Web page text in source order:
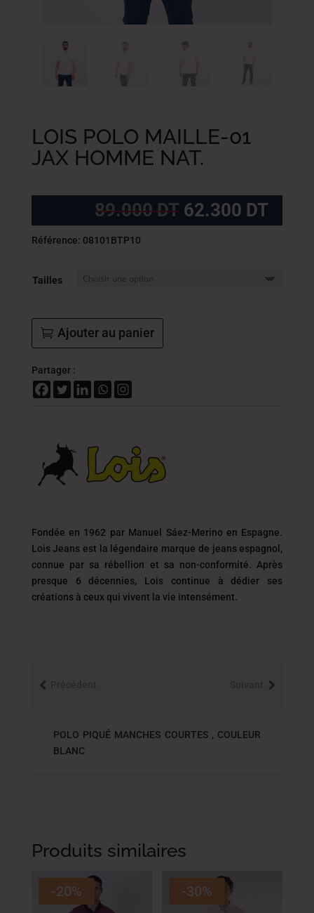
LOIS POLO MAILLE-01
JAX HOMME NAT.
89.000DT Le
prix
62.300 DTLe
prix
Référence: 08101BTP10
Tailles
Ajouter au panier
Partager :
Fondée en 1962 par Manuel Sáez-Merino en Espagne.
Lois Jeans est la légendaire marque de jeans espagnol,
connue par sa rébellion et sa non-conformité. Après
presque 6 décennies, Lois continue à dédier ses
créations à ceux qui vivent la vie intensément.
POLO PIQUÉ MANCHES COURTES , COULEUR
BLANC
Produits similaires
-20% -30%